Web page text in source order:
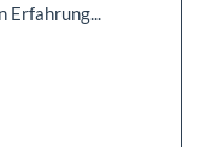
Erfahrung...